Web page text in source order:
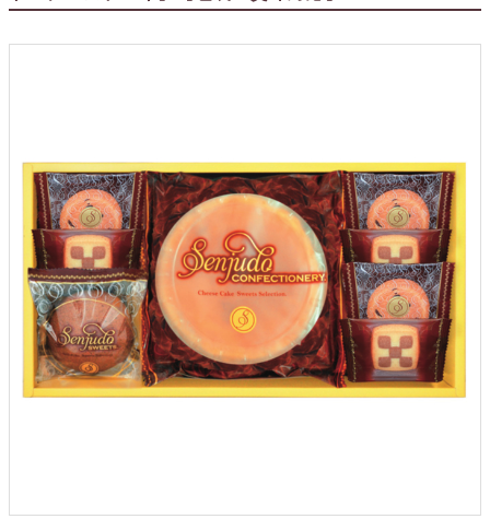
子育て卒業証書
DIY用品
引菓子
引出物ギフト
カタログギフト
ブライダルバッグ
演出用品